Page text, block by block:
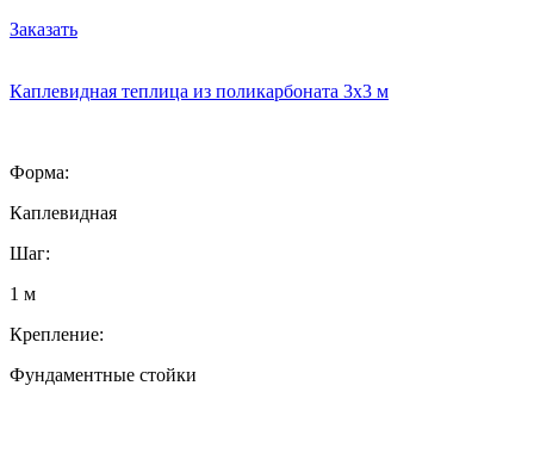
Заказать
Каплевидная теплица из поликарбоната 3х3 м
Форма:
Каплевидная
Шаг:
1 м
Крепление:
Фундаментные стойки